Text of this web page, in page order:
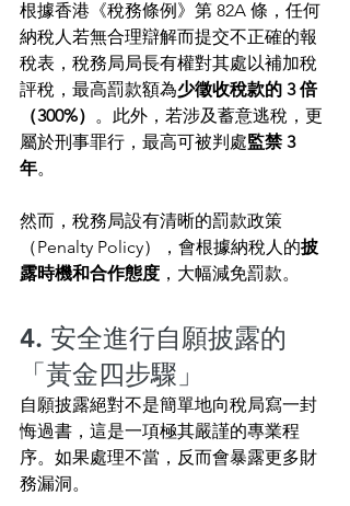
根據香港《稅務條例》第 82A 條，任何
納稅人若無合理辯解而提交不正確的報
稅表，稅務局局長有權對其處以補加稅
評稅，最高罰款額為少徵收稅款的 3 倍
（300%） 。此外，若涉及蓄意逃稅，更
屬於刑事罪行，最高可被判處監禁 3
年。
然而，稅務局設有清晰的罰款政策
（Penalty Policy），會根據納稅人的披
露時機和合作態度 ，大幅減免罰款。
4. 安全進行自願披露的
「黃金四步驟」
自願披露絕對不是簡單地向稅局寫一封
悔過書，這是一項極其嚴謹的專業程
序。如果處理不當，反而會暴露更多財
務漏洞。